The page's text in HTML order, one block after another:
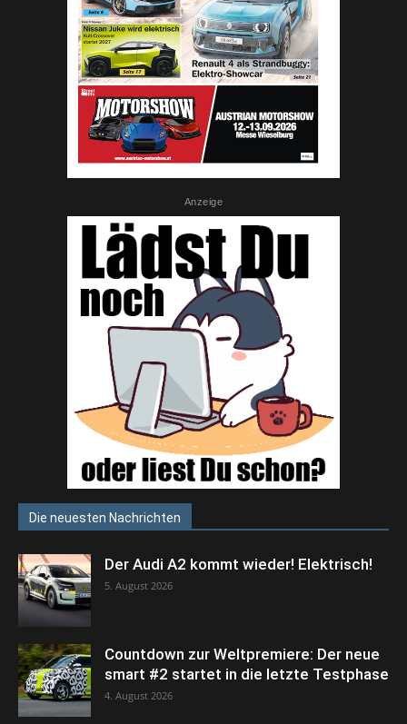
Anzeige
Die neuesten Nachrichten
Der Audi A2 kommt wieder! Elektrisch!
5. August 2026
Countdown zur Weltpremiere: Der neue
smart #2 startet in die letzte Testphase
4. August 2026